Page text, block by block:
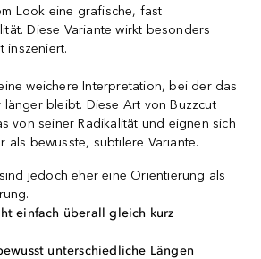
Look eine grafische, fast
Diese Variante wirkt besonders
inszeniert.
weichere Interpretation, bei der das
länger bleibt. Diese Art von Buzzcut
von seiner Radikalität und eignen sich
als bewusste, subtilere Variante.
jedoch eher eine Orientierung als
einfach überall gleich kurz
unterschiedliche Längen